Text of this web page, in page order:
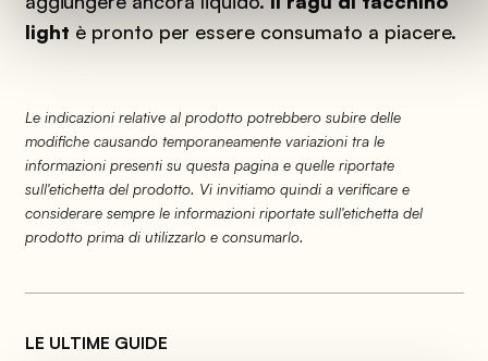
light è pronto per essere consumato a piacere.
Le indicazioni relative al prodotto potrebbero subire delle
modifiche causando temporaneamente variazioni tra le
informazioni presenti su questa pagina e quelle riportate
sull'etichetta del prodotto. Vi invitiamo quindi a verificare e
considerare sempre le informazioni riportate sull'etichetta del
prodotto prima di utilizzarlo e consumarlo.
LE ULTIME GUIDE